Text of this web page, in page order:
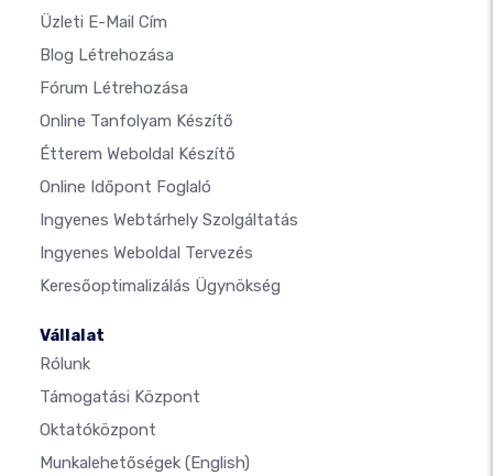
Üzleti E-Mail Cím
Blog Létrehozása
Fórum Létrehozása
Online Tanfolyam Készítő
Étterem Weboldal Készítő
Online Időpont Foglaló
Ingyenes Webtárhely Szolgáltatás
Ingyenes Weboldal Tervezés
Keresőoptimalizálás Ügynökség
Vállalat
Rólunk
Támogatási Központ
Oktatóközpont
Munkalehetőségek (English)